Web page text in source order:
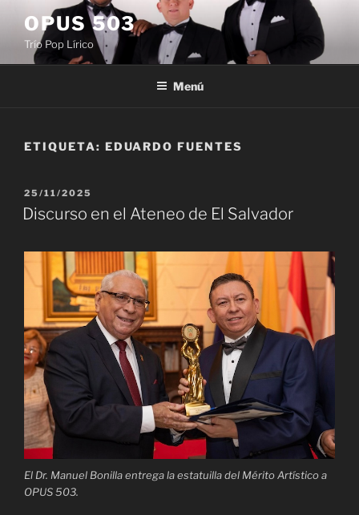
contenido
OPUS 503
Trío Pop Lírico
Menú
ETIQUETA: EDUARDO FUENTES
PUBLICADO
EL
25/11/2025
Discurso en el Ateneo de El Salvador
El Dr. Manuel Bonilla entrega la estatuilla del Mérito Artístico a
OPUS 503.